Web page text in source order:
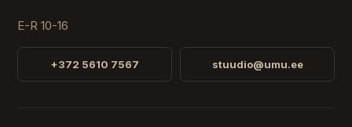
E-R 10-16
+372 5610 7567 stuudio@umu.ee